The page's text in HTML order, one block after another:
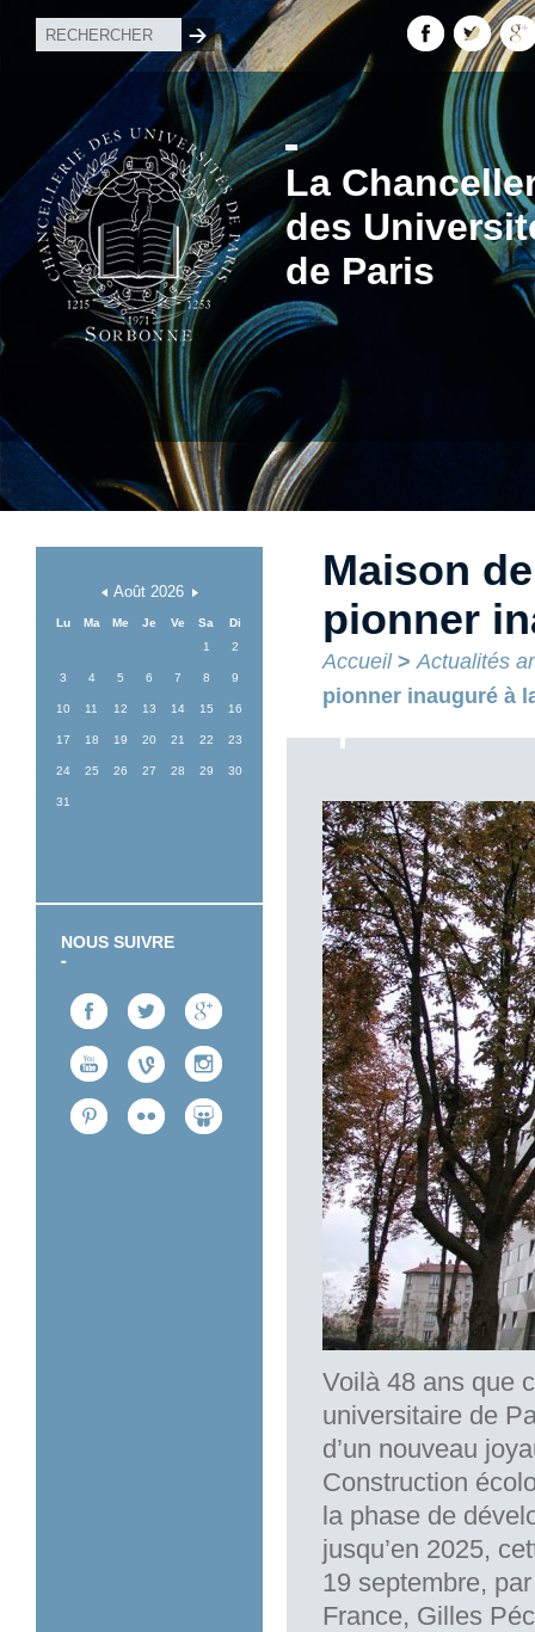
La
des
de Paris
Août2026
Lu Ma Me Je Ve Sa
Di
1
2
3 4 5 6 7 8 9
10 11 12 13 14 15 16
17 18 19 20 21 22 23
24 25 26 27 28 29 30
31
NOUS SUIVRE
Maison
pionner
Accueil>Actualités
pionner inauguré à
Voilà 48 ans que
universitaire de
d’un nouveau
Construction
la phase de
jusqu’en 2025,
19 septembre,
France, Gilles